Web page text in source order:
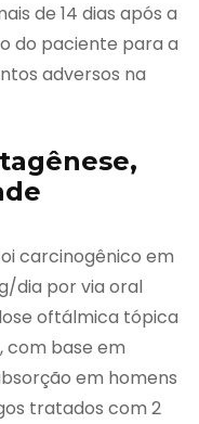
de 14 dias após a
do paciente para a
adversos na
carcinogênico em
dia por via oral
oftálmica tópica
com base em
em homens
tratados com 2